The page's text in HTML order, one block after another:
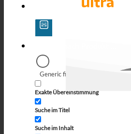
Generic filters
Exakte Übereinstimmung
Suche im Titel
Suche im Inhalt